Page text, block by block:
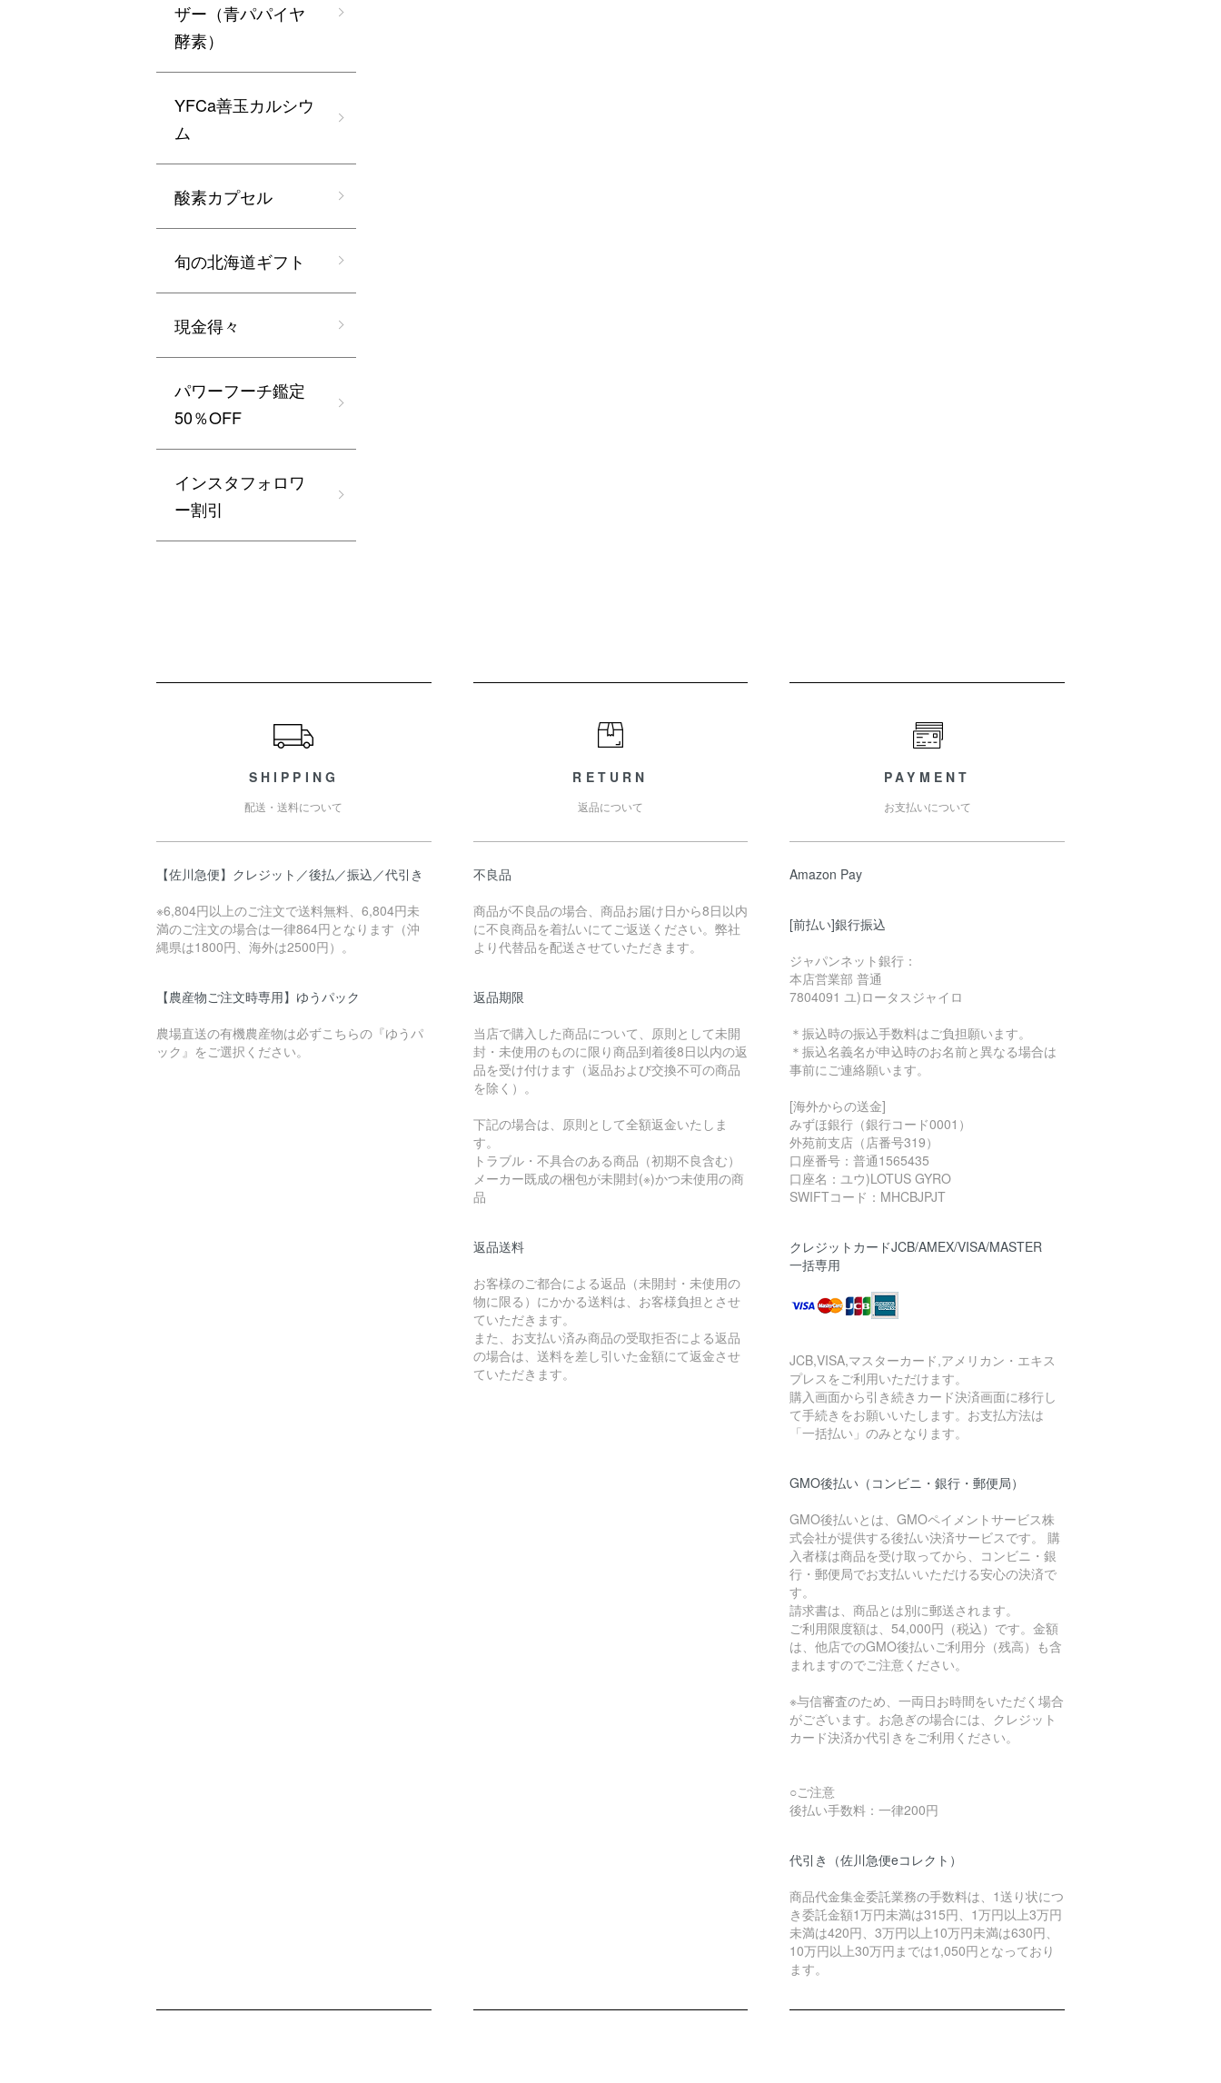
ザー（青パパイヤ
酵素）
YFCa善玉カルシウ
ム
酸素カプセル
旬の北海道ギフト
現金得々
パワーフーチ鑑定
50％OFF
インスタフォロワ
ー割引
SHIPPING
配送・送料について
【佐川急便】クレジット／後払／振込／代引き
※6,804円以上のご注文で送料無料、6,804円未
満のご注文の場合は一律864円となります（沖
縄県は1800円、海外は2500円）。
【農産物ご注文時専用】ゆうパック
農場直送の有機農産物は必ずこちらの『ゆうパ
ック』をご選択ください。
RETURN
返品について
不良品
商品が不良品の場合、商品お届け日から8日以内
に不良商品を着払いにてご返送ください。弊社
より代替品を配送させていただきます。
返品期限
当店で購入した商品について、原則として未開
封・未使用のものに限り商品到着後8日以内の返
品を受け付けます（返品および交換不可の商品
を除く）。
下記の場合は、原則として全額返金いたしま
す。
トラブル・不具合のある商品（初期不良含む）
メーカー既成の梱包が未開封(※)かつ未使用の商
品
返品送料
お客様のご都合による返品（未開封・未使用の
物に限る）にかかる送料は、お客様負担とさせ
ていただきます。
また、お支払い済み商品の受取拒否による返品
の場合は、送料を差し引いた金額にて返金させ
ていただきます。
PAYMENT
お支払いについて
Amazon Pay
[前払い]銀行振込
ジャパンネット銀行：
本店営業部 普通
7804091 ユ)ロータスジャイロ
＊振込時の振込手数料はご負担願います。
＊振込名義名が申込時のお名前と異なる場合は
事前にご連絡願います。
[海外からの送金]
みずほ銀行（銀行コード0001）
外苑前支店（店番号319）
口座番号：普通1565435
口座名：ユウ)LOTUS GYRO
SWIFTコード：MHCBJPJT
クレジットカードJCB/AMEX/VISA/MASTER
一括専用
JCB,VISA,マスターカード,アメリカン・エキス
プレスをご利用いただけます。
購入画面から引き続きカード決済画面に移行し
て手続きをお願いいたします。お支払方法は
「一括払い」のみとなります。
GMO後払い（コンビニ・銀行・郵便局）
GMO後払いとは、GMOペイメントサービス株
式会社が提供する後払い決済サービスです。 購
入者様は商品を受け取ってから、コンビニ・銀
行・郵便局でお支払いいただける安心の決済で
す。
請求書は、商品とは別に郵送されます。
ご利用限度額は、54,000円（税込）です。金額
は、他店でのGMO後払いご利用分（残高）も含
まれますのでご注意ください。
※与信審査のため、一両日お時間をいただく場合
がございます。お急ぎの場合には、クレジット
カード決済か代引きをご利用ください。
○ご注意
後払い手数料：一律200円
代引き（佐川急便eコレクト）
商品代金集金委託業務の手数料は、1送り状につ
き委託金額1万円未満は315円、1万円以上3万円
未満は420円、3万円以上10万円未満は630円、
10万円以上30万円までは1,050円となっており
ます。